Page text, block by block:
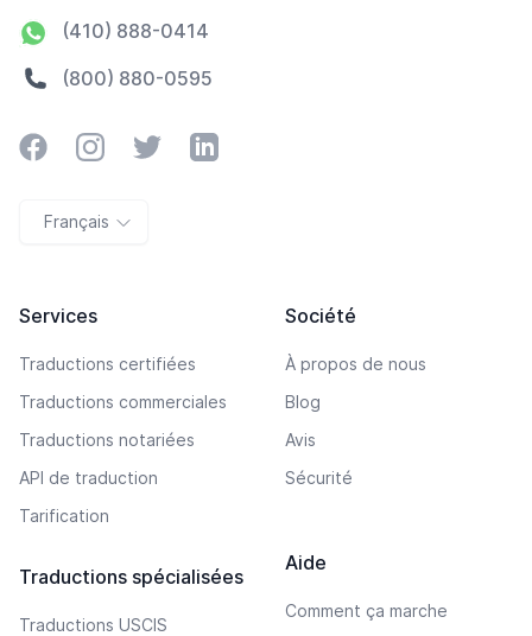
(410) 888-0414
(800) 880-0595
FacebookInstagramTwitterLinkedIn
Français
Services
Traductions certifiées
Traductions commerciales
Traductions notariées
API de traduction
Tarification
Traductions spécialisées
Traductions USCIS
Société
À propos de nous
Blog
Avis
Sécurité
Aide
Comment ça marche